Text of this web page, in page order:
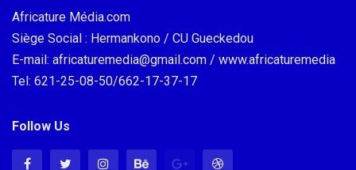
Africature Média.com
Siège Social : Hermankono / CU Gueckedou
E-mail: africaturemedia@gmail.com / www.africaturemedia
Tel: 621-25-08-50/662-17-37-17
Follow Us